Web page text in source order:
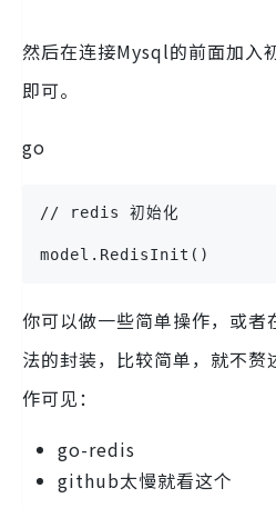
然后在连接Mysql的前面加入
即可。
go
// redis 初始化
model.RedisInit()
你可以做一些简单操作，或者
法的封装，比较简单，就不赘
作可见：
go-redis
github太慢就看这个